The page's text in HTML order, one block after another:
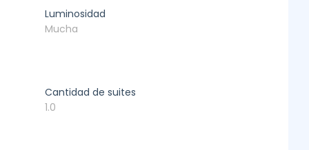
Luminosidad
Mucha
Cantidad de suites
1.0